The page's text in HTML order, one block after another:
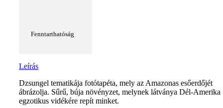
Fenntarthatóság
Leírás
Dzsungel tematikája fotótapéta, mely az Amazonas esőerdőjét
ábrázolja. Sűrű, búja növényzet, melynek látványa Dél-Amerika
egzotikus vidékére repít minket.